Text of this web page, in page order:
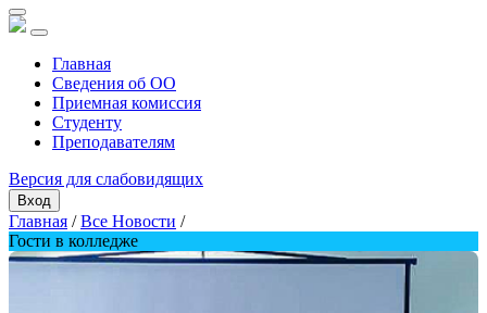
Главная
Сведения об ОО
Приемная комиссия
Студенту
Преподавателям
Версия для слабовидящих
Вход
Главная /Все Новости /
Гости в колледже